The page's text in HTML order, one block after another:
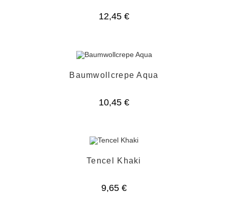
12,45 €
Baumwollcrepe Aqua
10,45 €
Tencel Khaki
9,65 €